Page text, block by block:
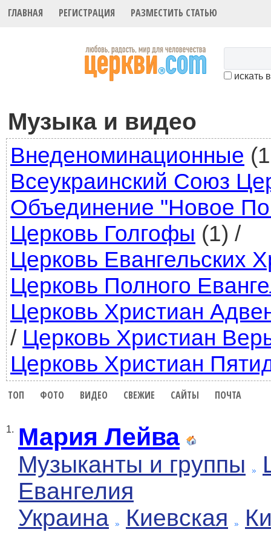
ГЛАВНАЯ РЕГИСТРАЦИЯ РАЗМЕСТИТЬ СТАТЬЮ
искать
Музыка и видео
Внеденоминационные
Всеукраинский Союз
Объединение "Новое
Церковь Голгофы (1) /
Церковь Евангельских
Церковь Полного
Церковь Христиан
/ Церковь Христиан
Церковь Христиан
ТОП ФОТО ВИДЕО СВЕЖИЕ САЙТЫ ПОЧТА
1. Мария Лейва
Музыканты и группы
Евангелия
Украина
Киевская